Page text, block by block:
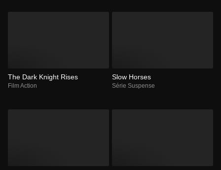
The Dark Knight Rises
Film Action
Slow Horses
Série Suspense